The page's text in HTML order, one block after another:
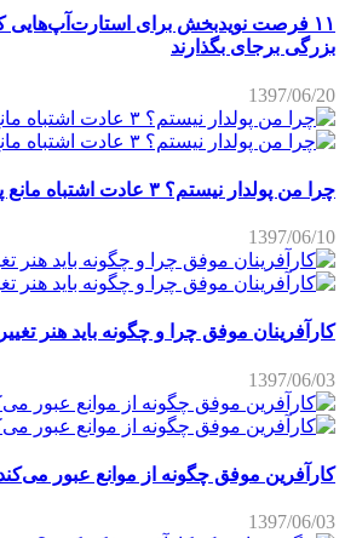
۱۱ فرصت نویدبخش برای استارت‌آپ‌هایی
بزرگی برجای بگذارند
1397/06/20
چرا من پولدار نیستم؟ ۳ عادت اشتباه مانع پولدار شدن
1397/06/10
کارآفرینان موفق چرا و چگونه باید هنر
1397/06/03
کارآفرین موفق چگونه از موانع عبور
1397/06/03